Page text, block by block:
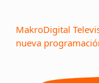
MakroDigital
nueva